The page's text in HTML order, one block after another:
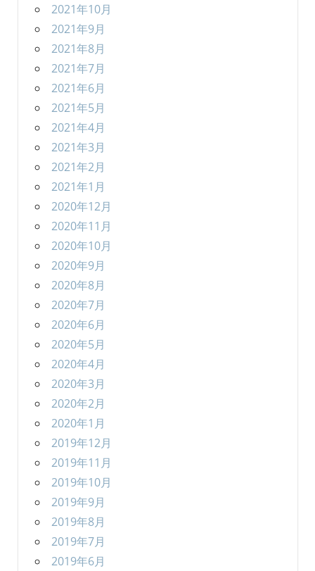
2021年10月
2021年9月
2021年8月
2021年7月
2021年6月
2021年5月
2021年4月
2021年3月
2021年2月
2021年1月
2020年12月
2020年11月
2020年10月
2020年9月
2020年8月
2020年7月
2020年6月
2020年5月
2020年4月
2020年3月
2020年2月
2020年1月
2019年12月
2019年11月
2019年10月
2019年9月
2019年8月
2019年7月
2019年6月